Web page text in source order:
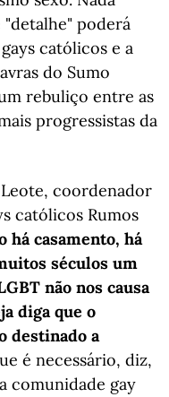
"detalhe" poderá
católicos e a
do Sumo
rebuliço entre as
progressistas da
coordenador
católicos Rumos
há casamento, há
séculos um
não nos causa
diga que o
destinado a
é necessário, diz,
comunidade gay